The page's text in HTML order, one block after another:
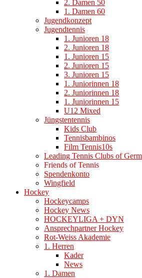
2. Damen 50
1. Damen 60
Jugendkonzept
Jugendtennis
1. Junioren 18
2. Junioren 18
1. Junioren 15
2. Junioren 15
3. Junioren 15
1. Juniorinnen 18
2. Juniorinnen 18
1. Juniorinnen 15
U12 Mixed
Jüngstentennis
Kids Club
Tennisbambinos
Film Tennis10s
Leading Tennis Clubs of
Friends of Tennis
Spendenkonto
Wingfield
Hockey
Hockeycamps
Hockey News
HOCKEYLIGA + DYN
Ansprechpartner Hockey
Rot-Weiss Akademie
1. Herren
Kader
News
1. Damen